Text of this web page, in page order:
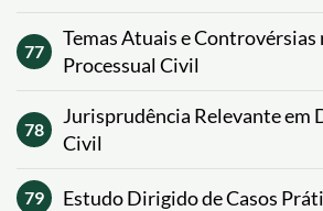
77
Temas Atuais e
Processual Civil
78
Jurisprudência Relevante em
Civil
79 Estudo Dirigido de Casos